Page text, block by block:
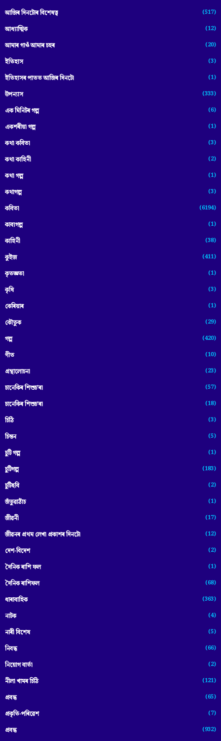
আজিৰ দিনটোৰ বিশেষত্ব (517)
আধ্যাত্মিক (12)
আমাৰ গাওঁ আমাৰ চহৰ (20)
ইতিহাস (3)
ইতিহাসৰ পাতত আজিৰ দিনটো (1)
উপন্যাস (333)
এক মিনিটৰ গল্প (6)
একশৰীয়া গল্প (1)
কথা কবিতা (3)
কথা কাহিনী (2)
কথা গল্প (1)
কথাগল্প (3)
কবিতা (6194)
কাব্যগল্প (1)
কাহিনী (38)
কুইজ (411)
কৃতজ্ঞতা (1)
কৃষি (3)
কেৰিয়াৰ (1)
কৌতুক (29)
গল্প (420)
গীত (10)
গ্ৰন্থালোচনা (23)
চানেকিৰ শিশুচ'ৰা (57)
চানেকিৰ শিশুচ’ৰা (18)
চিঠি (3)
চিন্তন (5)
চুটি গল্প (1)
চুটিগল্প (183)
চুটিছবি (2)
জঁতুৱাঠাঁচ (1)
জীৱনী (17)
জীৱনৰ প্ৰথম লেখা প্ৰকাশৰ দিনটো (12)
দেশ-বিদেশ (2)
দৈনিক ৰাশি ফল (1)
দৈনিক ৰাশিফল (68)
ধাৰাবাহিক (363)
নাটক (4)
নাৰী বিশেষ (5)
নিবন্ধ (66)
নিয়োগ বাৰ্তা (2)
নীলা খামৰ চিঠি (121)
প্রবন্ধ (65)
প্ৰকৃতি-পৰিৱেশ (7)
প্ৰবন্ধ (932)